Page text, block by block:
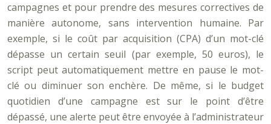
campagnes et pour prendre des mesures correctives de
manière autonome, sans intervention humaine. Par
exemple, si le coût par acquisition (CPA) d’un mot-clé
dépasse un certain seuil (par exemple, 50 euros), le
script peut automatiquement mettre en pause le mot-
clé ou diminuer son enchère. De même, si le budget
quotidien d’une campagne est sur le point d’être
dépassé, une alerte peut être envoyée à l’administrateur